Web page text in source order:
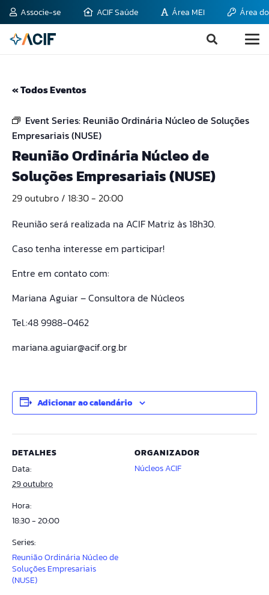
Associe-se ACIF Saúde Área MEI Área
« Todos Eventos
Event Series: Reunião Ordinária Núcleo de Soluções
Empresariais (NUSE)
Reunião Ordinária Núcleo de
Soluções Empresariais (NUSE)
29 outubro / 18:30- 20:00
Reunião será realizada na ACIF Matriz às 18h30.
Caso tenha interesse em participar!
Entre em contato com:
Mariana Aguiar – Consultora de Núcleos
Tel.:48 9988-0462
mariana.aguiar@acif.org.br
Adicionar ao calendário
DETALHES
Data:
29 outubro
Hora:
18:30 - 20:00
Series:
Reunião Ordinária Núcleo de
Soluções Empresariais
(NUSE)
ORGANIZADOR
Núcleos ACIF